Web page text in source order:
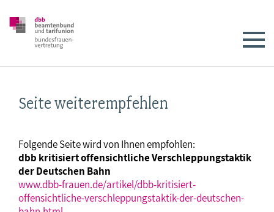
Seite weiterempfehlen
Folgende Seite wird von Ihnen empfohlen:
dbb kritisiert offensichtliche Verschleppungstaktik
der Deutschen Bahn
www.dbb-frauen.de/artikel/dbb-kritisiert-
offensichtliche-verschleppungstaktik-der-deutschen-